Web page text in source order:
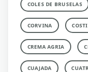
COLES DE BRUSELAS
CORVINA
CREMA AGRIA
CUAJADA